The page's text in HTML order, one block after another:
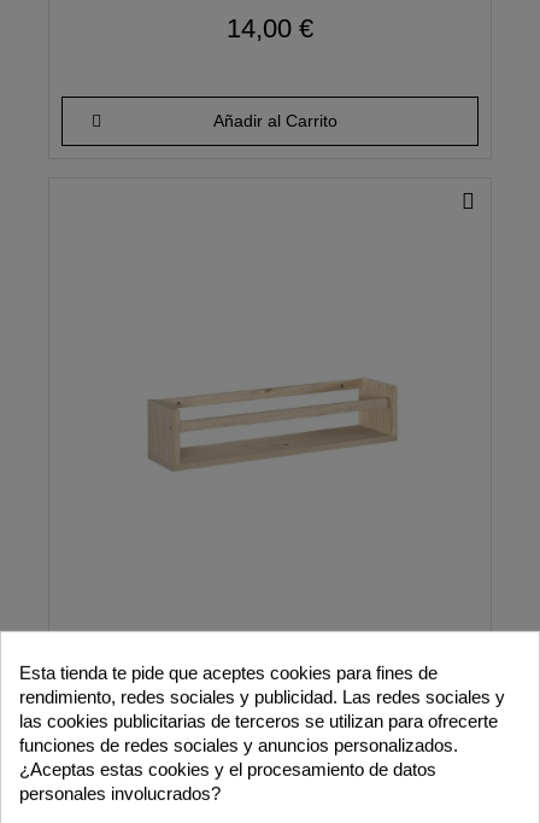
14,00 €
Añadir al Carrito
Librería Montessori de madera maciza, 60
cm
Esta tienda te pide que aceptes cookies para fines de
rendimiento, redes sociales y publicidad. Las redes sociales y
las cookies publicitarias de terceros se utilizan para ofrecerte
funciones de redes sociales y anuncios personalizados.
¿Aceptas estas cookies y el procesamiento de datos
personales involucrados?